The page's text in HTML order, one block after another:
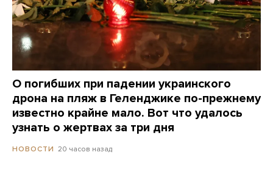
О погибших при падении украинского
дрона на пляж в Геленджике по-прежнему
известно крайне мало. Вот что удалось
узнать о жертвах за три дня
НОВОСТИ 20 часов назад